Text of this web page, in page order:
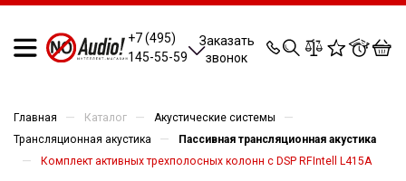
+7 (495)
145-55-59
Заказать
звонок
0 0 0 0
Главная — Каталог — Акустические системы —
Трансляционная акустика — Пассивная трансляционная акустика
— Комплект активных трехполосных колонн с DSP RFIntell L415A